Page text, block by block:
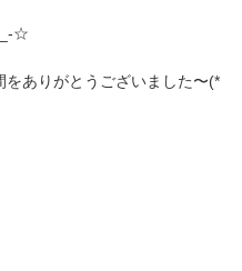
☆
ありがとうございました〜(*